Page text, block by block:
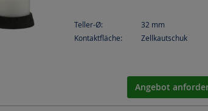
Teller-Ø: 32 mm
Kontaktfläche:
Zellkautschuk
Angebot